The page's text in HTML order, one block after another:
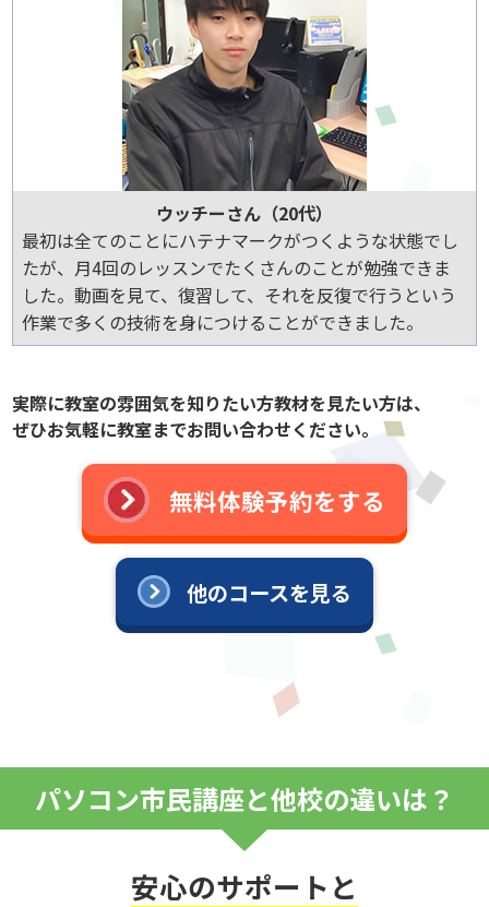
ウッチーさん（20代）
最初は全てのことにハテナマークがつくような状態でし
たが、月4回のレッスンでたくさんのことが勉強できま
した。動画を見て、復習して、それを反復で行うという
作業で多くの技術を身につけることができました。
実際に教室の雰囲気を知りたい方教材を見たい方は、
ぜひお気軽に教室までお問い合わせください。
無料体験予約をする
他のコースを見る
パソコン市民講座と他校の違いは？
安心のサポートと